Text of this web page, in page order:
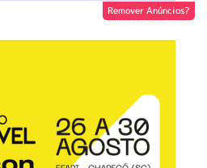
Remover Anúncios?